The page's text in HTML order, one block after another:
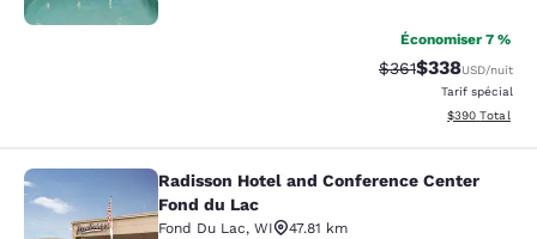
Économiser 7 %
Tarif barré :
$361Tarif réduit :
$338USD/nuit
Tarif spécial
Afficher les
$390 Total
Radisson Hotel and Conference
Radisson Hotel and Conference Center
Fond du Lac
Fond Du Lac, WI
47.81 km